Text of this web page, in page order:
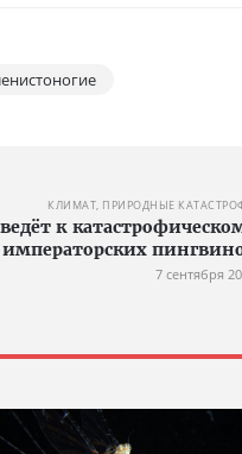
КЛИМАТ, ПРИРОДНЫЕ
к
7 сентября